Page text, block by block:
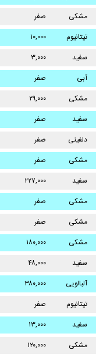
مشکی صفر
تیتانیوم ۱۰,۰۰۰
سفید ۳,۰۰۰
آبی صفر
مشکی ۲۹,۰۰۰
سفید صفر
دلفینی صفر
مشکی صفر
سفید ۲۲۷,۰۰۰
مشکی صفر
مشکی صفر
مشکی ۱۸۰,۰۰۰
سفید ۴۸,۰۰۰
آلبالویی ۳۸۰,۰۰۰
تیتانیوم صفر
سفید ۱۳,۰۰۰
مشکی ۱۲۰,۰۰۰